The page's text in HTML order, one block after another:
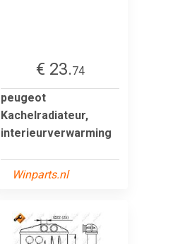
€ 23.74
peugeot
Kachelradiateur,
interieurverwarming
Winparts.nl